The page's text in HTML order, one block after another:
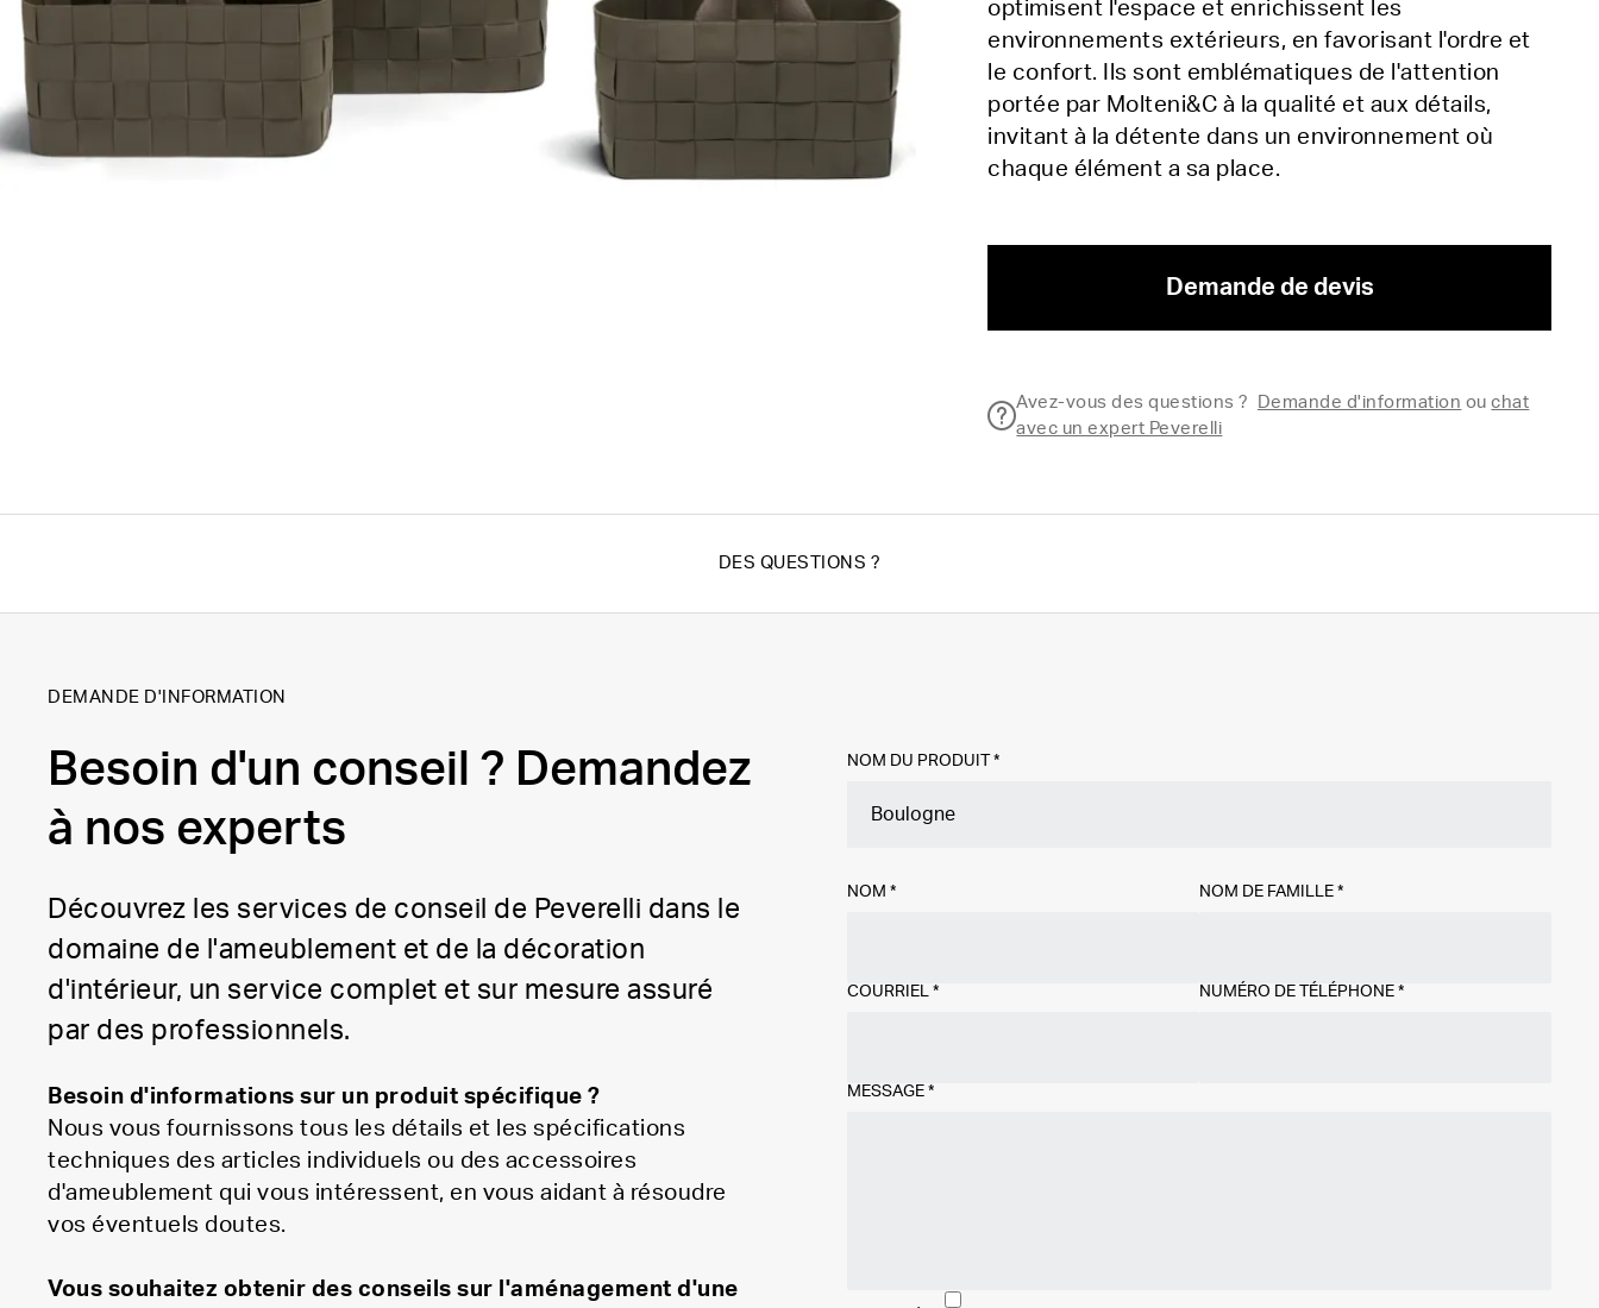
optimisent l'espace et enrichissent les
environnements extérieurs, en favorisant l'ordre et
le confort. Ils sont emblématiques de l'attention
portée par Molteni&C à la qualité et aux détails,
invitant à la détente dans un environnement où
chaque élément a sa place.
Demande de devis
Avez-vous des questions ? Demande d'information ouchat
avec un expert Peverelli
DES QUESTIONS ?
DEMANDE D'INFORMATION
Besoin d'un conseil ? Demandez
à nos experts
Découvrez les services de conseil de Peverelli dans le
domaine de l'ameublement et de la décoration
d'intérieur, un service complet et sur mesure assuré
par des professionnels.
Besoin d'informations sur un produit spécifique ?
Nous vous fournissons tous les détails et les spécifications
techniques des articles individuels ou des accessoires
d'ameublement qui vous intéressent, en vous aidant à résoudre
vos éventuels doutes.
Vous souhaitez obtenir des conseils sur l'aménagement d'une
NOM DU PRODUIT *
NOM * NOM DE FAMILLE *
COURRIEL * NUMÉRO DE TÉLÉPHONE *
MESSAGE *